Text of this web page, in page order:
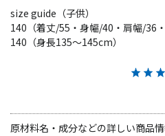
size guide（子供）
140（着丈/55・身幅/40・肩幅/36
140（身長135～145cm）
原材料名・成分などの詳しい商品